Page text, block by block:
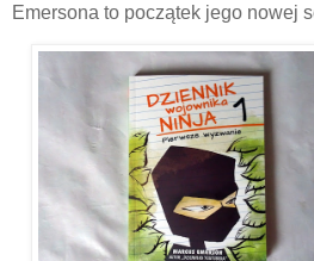
Emersona to początek jego nowej